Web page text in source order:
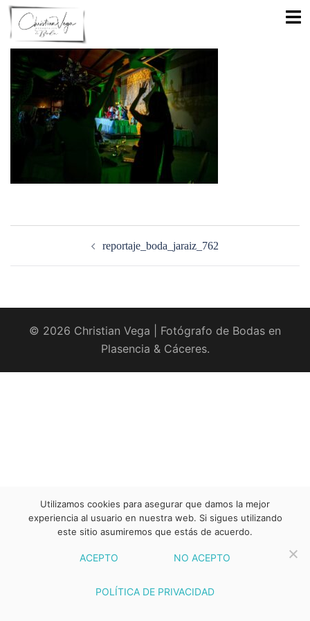
Saltar
contenido
reportaje_boda_jaraiz_762
© 2026 Christian Vega | Fotógrafo de Bodas en
Plasencia & Cáceres.
Utilizamos cookies para asegurar que damos la mejor
experiencia al usuario en nuestra web. Si sigues utilizando
este sitio asumiremos que estás de acuerdo.
ACEPTO NO ACEPTO
POLÍTICA DE PRIVACIDAD